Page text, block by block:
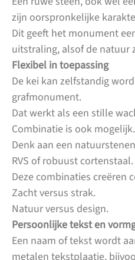
zijn oorspronkelijke
Dit geeft het monument
uitstraling, alsof de natuur
Flexibel in toepassing
De kei kan zelfstandig
grafmonument.
Dat werkt als een stille
Combinatie is ook mogelijk.
Denk aan een
RVS of robuust cortenstaal.
Deze combinaties creëren
Zacht versus strak.
Natuur versus design.
Persoonlijke tekst en
Een naam of tekst wordt
metalen tekstplaatje,